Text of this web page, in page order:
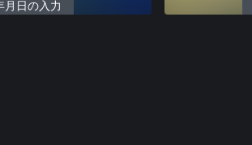
月日の入力